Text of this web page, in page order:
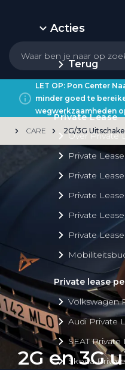
Acties
Terug
Private Lease
Over Private
Private
Private
Private
Private
Private
Private lease
Volkswagen
Audi Private
SEAT Private
Škoda
LET OP: Pon Center
minder goed te
wegwerkzaamheden
CARE 2G/3G
2G en 3G